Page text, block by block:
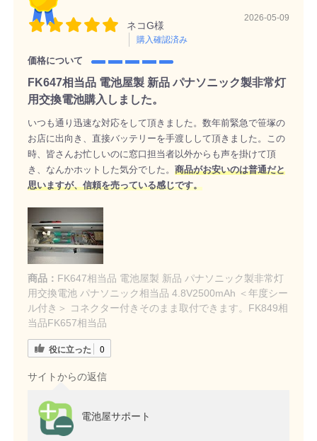
ネコG様
購入確認済み
2026-05-09
価格について
FK647相当品 電池屋製 新品 パナソニック製非常灯
用交換電池購入しました。
いつも通り迅速な対応をして頂きました。数年前緊急で笹塚の
お店に出向き、直接バッテリーを手渡しして頂きました。この
時、皆さんお忙しいのに窓口担当者以外からも声を掛けて頂
き、なんかホットした気分でした。 商品がお安いのは普通だと
思いますが、信頼を売っている感じです。
商品： FK647相当品 電池屋製 新品 パナソニック製非常灯
用交換電池 パナソニック相当品 4.8V2500mAh ＜年度シー
ル付き＞ コネクター付きそのまま取付できます。FK849相
当品FK657相当品
役に立った 0
サイトからの返信
電池屋サポート